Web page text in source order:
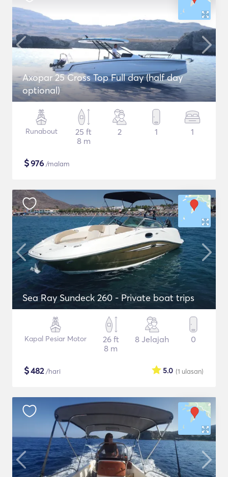
Axopar 25 Cross Top Full day (half day
optional)
Runabout
25 ft
8 m
2 1 1
$976 /malam
Sea Ray Sundeck 260 - Private boat trips
Kapal Pesiar Motor
26 ft
8 m
8 Jelajah 0
$482/hari (1 ulasan)
5.0